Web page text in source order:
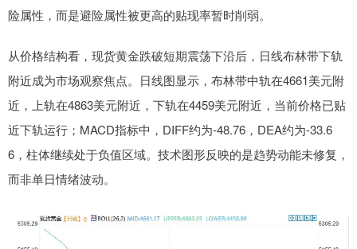
险属性，而是避险属性被更高的贴现率暂时削弱。
从价格结构看，现货黄金跌破短期震荡下沿后，日线布林带下轨
附近成为市场观察焦点。日线图显示，布林带中轨在4661美元附
近，上轨在4863美元附近，下轨在4459美元附近，当前价格已贴
近下轨运行；MACD指标中，DIFF约为-48.76，DEA约为-33.6
6，柱体继续处于负值区域。技术图形反映的是趋势动能未修复，
而非单日情绪波动。